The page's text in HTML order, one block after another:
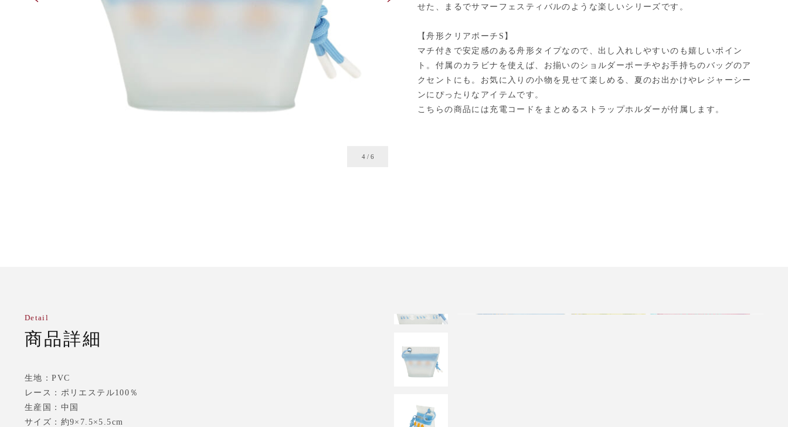
4/ 6
せた、まるでサマーフェスティバルのような楽しいシリーズです。
【舟形クリアポーチS】
マチ付きで安定感のある舟形タイプなので、出し入れしやすいのも嬉しいポイン
ト。付属のカラビナを使えば、お揃いのショルダーポーチやお手持ちのバッグのア
クセントにも。お気に入りの小物を見せて楽しめる、夏のお出かけやレジャーシー
ンにぴったりなアイテムです。
こちらの商品には充電コードをまとめるストラップホルダーが付属します。
商品詳細
Detail
生地：PVC
レース：ポリエステル100％
生産国：中国
サイズ：約9×7.5×5.5cm